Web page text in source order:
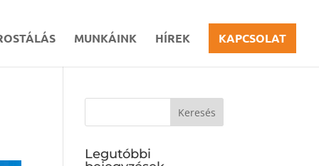
MUNKÁINK HÍREK KAPCSOLAT
Legutóbbi